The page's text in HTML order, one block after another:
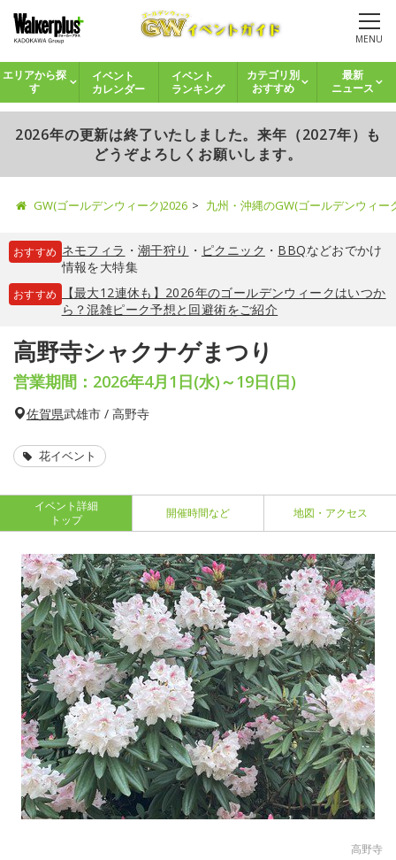
MENU
エリアから探
す
イベント
カレンダー
イベント
ランキング
カテゴリ別
おすすめ
最新
ニュース
2026年の更新は終了いたしました。来年（2027年）も
どうぞよろしくお願いします。
GW(ゴールデンウィーク)2026 九州・沖縄のGW(ゴールデンウィ
おすすめ ネモフィラ ・ 潮干狩り ・ ピクニック ・ BBQなどおでかけ
情報を大特集
おすすめ
【最大12連休も】2026年のゴールデンウィークはいつか
ら？混雑ピーク予想と回避術をご紹介
高野寺シャクナゲまつり
営業期間：2026年4月1日(水)～19日(日)
佐賀県武雄市 / 高野寺
花イベント
イベント詳細
トップ
開催時間など 地図・アクセス
高野寺